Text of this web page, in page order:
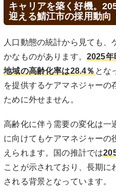
キャリアを築く好機。
迎える鯖江市の採用動向
人口動態の統計から見ても
かなものがあります。 2025年
地域の高齢化率は28.4％ とな
を提供するケアマネジャーの
ために外せません。
高齢化に伴う需要の変化は一
に向けてもケアマネジャーの
えられます。国の推計では
ことが示されており、長期に
される背景となっています。